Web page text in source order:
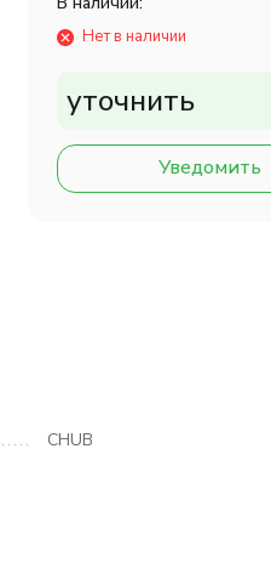
Нет в наличии
уточнить
Уведомить
CHUB